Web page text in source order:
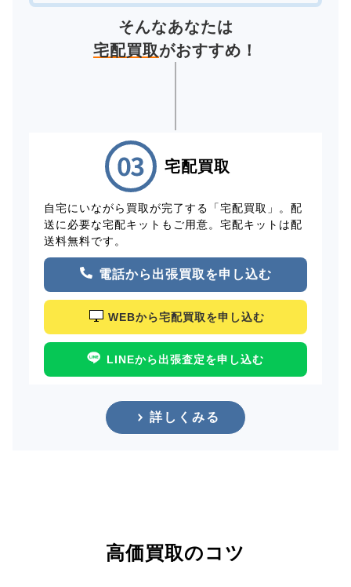
そんなあなたは
宅配買取がおすすめ！
宅配買取
自宅にいながら買取が完了する「宅配買取」。配
送に必要な宅配キットもご用意。宅配キットは配
送料無料です。
電話から出張買取を申し込む
WEBから宅配買取を申し込む
LINEから出張査定を申し込む
詳しくみる
高価買取のコツ